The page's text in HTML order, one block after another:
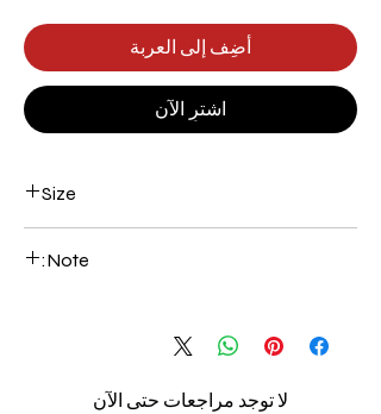
أضِف إلى العربة
اشترِ الآن
Size
Note:
لا توجد مراجعات حتى الآن